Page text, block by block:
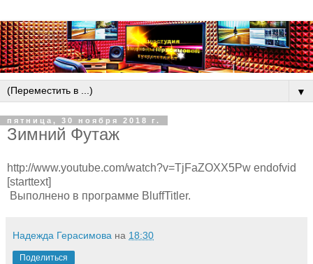
▼
пятница, 30 ноября 2018 г.
Зимний Футаж
http://www.youtube.com/watch?v=TjFaZOXX5Pw endofvid
[starttext]
Выполнено в программе BluffTitler.
Надежда Герасимова на 18:30
Поделиться